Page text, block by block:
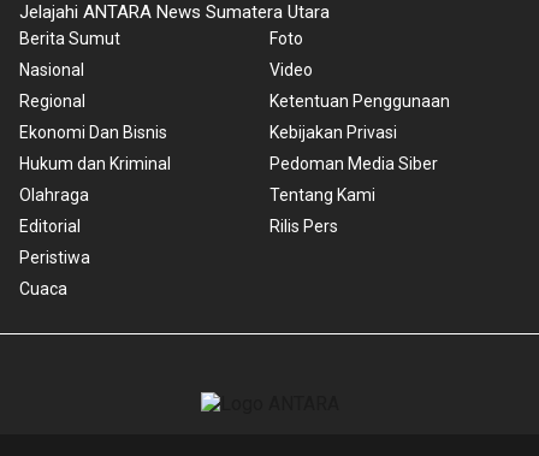
Jelajahi ANTARA News Sumatera Utara
Berita Sumut
Nasional
Regional
Ekonomi Dan Bisnis
Hukum dan Kriminal
Olahraga
Editorial
Peristiwa
Cuaca
Foto
Video
Ketentuan Penggunaan
Kebijakan Privasi
Pedoman Media Siber
Tentang Kami
Rilis Pers